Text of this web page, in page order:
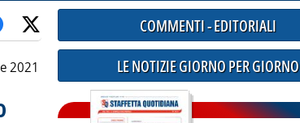
2021
COMMENTI - EDITORIALI
LE NOTIZIE GIORNO PER GIORNO